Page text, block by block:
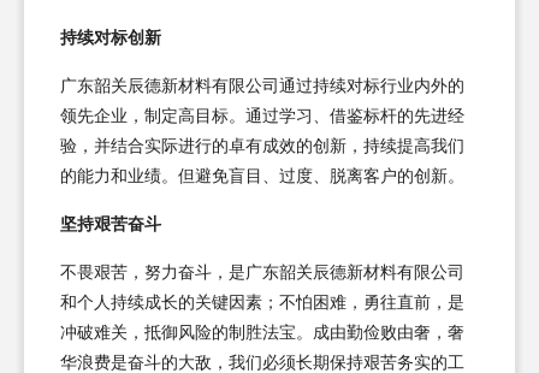
持续对标创新
广东韶关辰德新材料有限公司通过持续对标行业内外的
领先企业，制定高目标。通过学习、借鉴标杆的先进经
验，并结合实际进行的卓有成效的创新，持续提高我们
的能力和业绩。但避免盲目、过度、脱离客户的创新。
坚持艰苦奋斗
不畏艰苦，努力奋斗，是广东韶关辰德新材料有限公司
和个人持续成长的关键因素；不怕困难，勇往直前，是
冲破难关，抵御风险的制胜法宝。成由勤俭败由奢，奢
华浪费是奋斗的大敌，我们必须长期保持艰苦务实的工